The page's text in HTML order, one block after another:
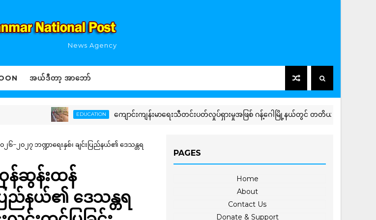
News Agency
အယ်ဒီတာ့ အာဘော်
EDUCATION ကျောင်းကျန်းမာရေးသီတင်းပတ်လှုပ်ရှားမှုအဖြစ် ဂန့်ဂေါမြို့နယ်တွင် တတိယအကြိမ်မြောက် အာဟာ
၆−၂၀၂၇ ဘဏ္ဍာရေးနှစ်၊ ချင်းပြည်နယ်၏ ဒေသန္တရ
န်ဆွန်းထန်
ပြည်နယ်၏ ဒေသန္တရ
PAGES
Home
About
Contact Us
Donate & Support